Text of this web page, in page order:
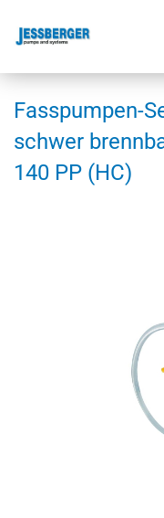
Fasspumpen-​
schwer
140 PP (HC)